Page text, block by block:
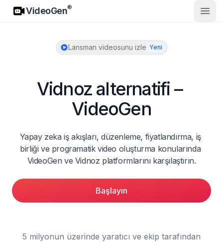
VideoGen
VideoGen®
Ana
Lansman videosunu izle Yeni
Vidnoz alternatifi –
VideoGen
Yapay zeka iş akışları, düzenleme, fiyatlandırma, iş
birliği ve programatik video oluşturma konularında
VideoGen ve Vidnoz platformlarını karşılaştırın.
Başlayın
5 milyonun üzerinde yaratıcı ve ekip tarafından